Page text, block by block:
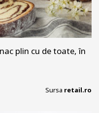
plin cu de toate, în
Sursa retail.ro